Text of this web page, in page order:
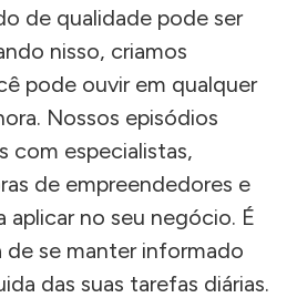
de qualidade pode ser
nisso, criamos
pode ouvir em qualquer
Nossos episódios
com especialistas,
de empreendedores e
aplicar no seu negócio. É
de se manter informado
das suas tarefas diárias.